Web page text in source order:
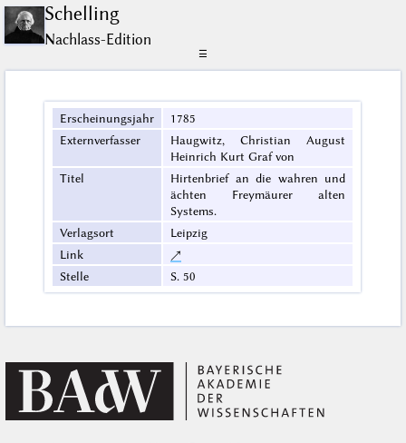
Schelling
Nachlass-Edition
☰
Erscheinungsjahr
1785
Externverfasser
Haugwitz, Christian August
Heinrich Kurt Graf von
Titel
Hirtenbrief an die wahren und
ächten Freymäurer alten
Systems.
Verlagsort
Leipzig
Link
↗
Stelle
S. 50